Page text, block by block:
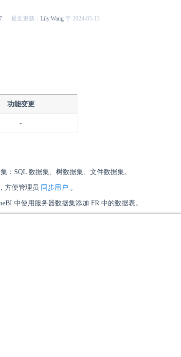
最近更新： Lily.Wang 于 2024-05-13
功能变更
-
：SQL 数据集、树数据集、文件数据集。
方便管理员 同步用户 。
中使用服务器数据集添加 FR 中的数据表。